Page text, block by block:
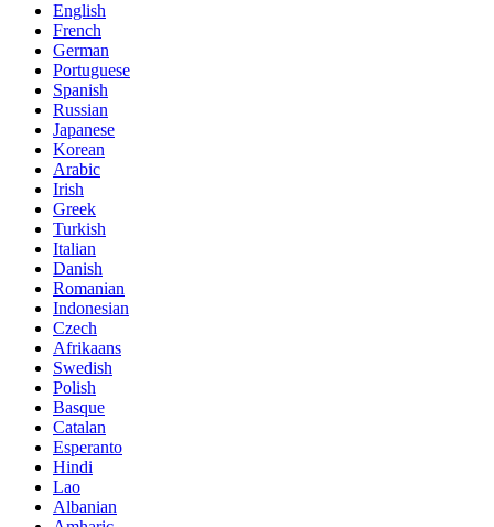
English
French
German
Portuguese
Spanish
Russian
Japanese
Korean
Arabic
Irish
Greek
Turkish
Italian
Danish
Romanian
Indonesian
Czech
Afrikaans
Swedish
Polish
Basque
Catalan
Esperanto
Hindi
Lao
Albanian